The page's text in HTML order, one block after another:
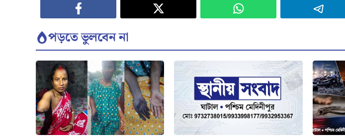
পড়তে ভুলবেন না